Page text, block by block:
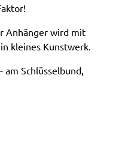
Anhänger wird mit
kleines Kunstwerk.
Schlüsselbund,